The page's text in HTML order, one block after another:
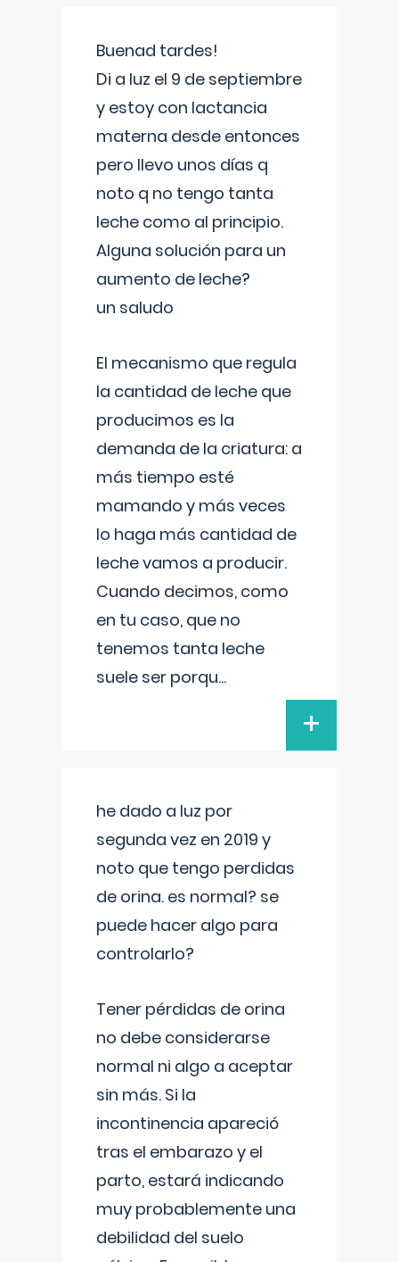
Buenad tardes!
Di a luz el 9 de septiembre
y estoy con lactancia
materna desde entonces
pero llevo unos días q
noto q no tengo tanta
leche como al principio.
Alguna solución para un
aumento de leche?
un saludo
El mecanismo que regula
la cantidad de leche que
producimos es la
demanda de la criatura: a
más tiempo esté
mamando y más veces
lo haga más cantidad de
leche vamos a producir.
Cuando decimos, como
en tu caso, que no
tenemos tanta leche
suele ser porqu...
+
he dado a luz por
segunda vez en 2019 y
noto que tengo perdidas
de orina. es normal? se
puede hacer algo para
controlarlo?
Tener pérdidas de orina
no debe considerarse
normal ni algo a aceptar
sin más. Si la
incontinencia apareció
tras el embarazo y el
parto, estará indicando
muy probablemente una
debilidad del suelo